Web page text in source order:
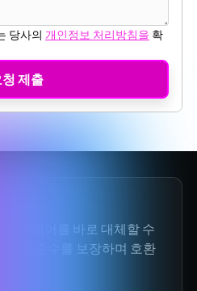
당사의 개인정보 처리방침을 확
프트웨어를 바로 대체할 수
규정 준수를 보장하며 호환